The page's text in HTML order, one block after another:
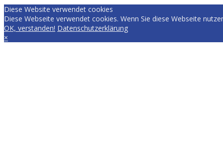
Diese Website verwendet cookies
Diese Webseite verwendet cookies. Wenn Sie diese Webseite
OK, verstanden! Datenschutzerklärung
×